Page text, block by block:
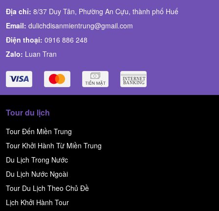
Địa chỉ: 8/37 Duy Tân, Phường An Cựu, thành phố Huế
Email: dulichdisanmientrung@gmail.com
Điện thoại: 0916 886 248
Zalo: Luan Tran
Tour du lịch
Tour Đến Miền Trung
Tour Khởi Hành Từ Miền Trung
Du Lịch Trong Nước
Du Lịch Nước Ngoài
Tour Du Lịch Theo Chủ Đề
Lịch Khởi Hành Tour